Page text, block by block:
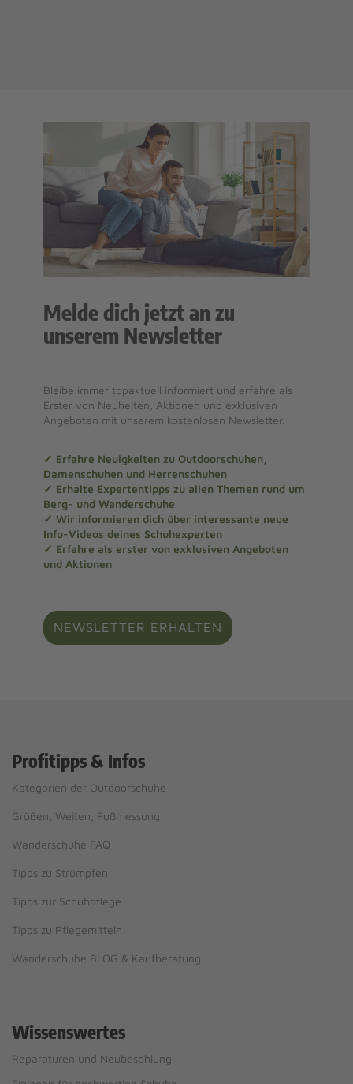
Melde dich jetzt an zu
unserem Newsletter
Bleibe immer topaktuell informiert und erfahre als
Erster von Neuheiten, Aktionen und exklusiven
Angeboten mit unserem kostenlosen Newsletter.
✓ Erfahre Neuigkeiten zu Outdoorschuhen,
Damenschuhen und Herrenschuhen
✓ Erhalte Expertentipps zu allen Themen rund um
Berg- und Wanderschuhe
✓ Wir informieren dich über interessante neue
Info-Videos deines Schuhexperten
✓ Erfahre als erster von exklusiven Angeboten
und Aktionen
NEWSLETTER ERHALTEN
Profitipps & Infos
Kategorien der Outdoorschuhe
Größen, Weiten, Fußmessung
Wanderschuhe FAQ
Tipps zu Strümpfen
Tipps zur Schuhpflege
Tipps zu Pflegemitteln
Wanderschuhe BLOG & Kaufberatung
Wissenswertes
Reparaturen und Neubesohlung